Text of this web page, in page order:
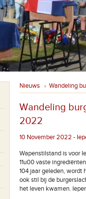
Nieuws › Wandeling
Wandeling
2022
10 November 2022 -
Wapenstilstand is voor
11u00 vaste
104 jaar geleden, wordt
ook stil bij de
het leven kwamen.